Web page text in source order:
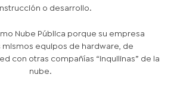
o desarrollo.
Nube Pública porque su empresa
equipos de hardware, de
con otras compañías “inquilinas” de la
nube.